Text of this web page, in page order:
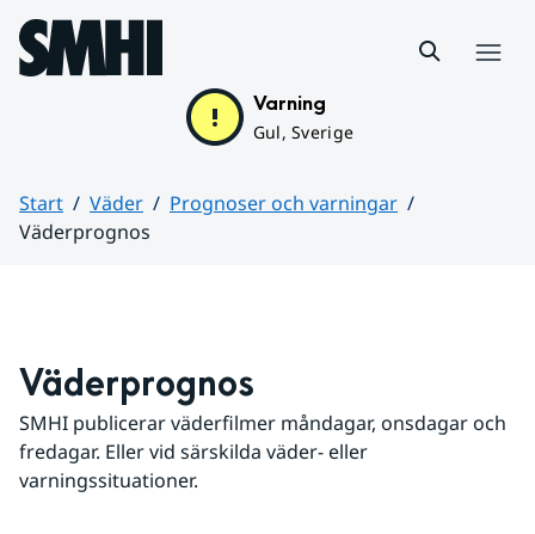
Hoppa till sidans innehåll
Varning
Gul, Sverige
Start Väder
Prognoser och varningar
Väderprognos
Väderprognos
SMHI publicerar väderfilmer måndagar, onsdagar och
fredagar. Eller vid särskilda väder- eller
varningssituationer.